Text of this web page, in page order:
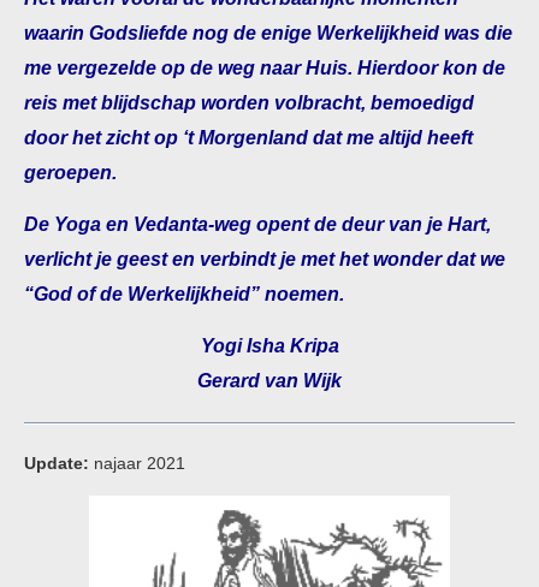
waarin Godsliefde nog de enige Werkelijkheid was die
me vergezelde op de weg naar Huis. Hierdoor kon de
reis met blijdschap worden volbracht, bemoedigd
door het zicht op ‘t Morgenland dat me altijd heeft
geroepen.
De Yoga en Vedanta-weg opent de deur van je Hart,
verlicht je geest en verbindt je met het wonder dat we
“God of de Werkelijkheid” noemen.
Yogi Isha Kripa
Gerard van Wijk
Update: najaar 2021